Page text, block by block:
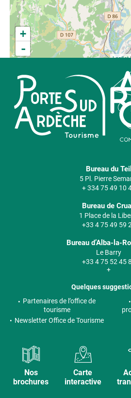
+
-
Leaflet
Bureau du Teil
5 Pl. Pierre
+ 334 75 49 10
Bureau de
1 Place de la
+33 4 75 49 59
Bureau d’Alba-la-
Le Barry
+33 4 75 52 45
+
Quelques
Partenaires de l’office de
tourisme
Newsletter Office de Tourisme
Nos
brochures
Carte
interactive